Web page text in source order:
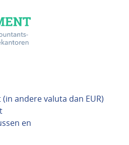
andere valuta dan EUR)
en